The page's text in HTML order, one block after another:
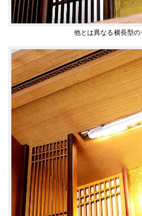
他とは異なる横長型